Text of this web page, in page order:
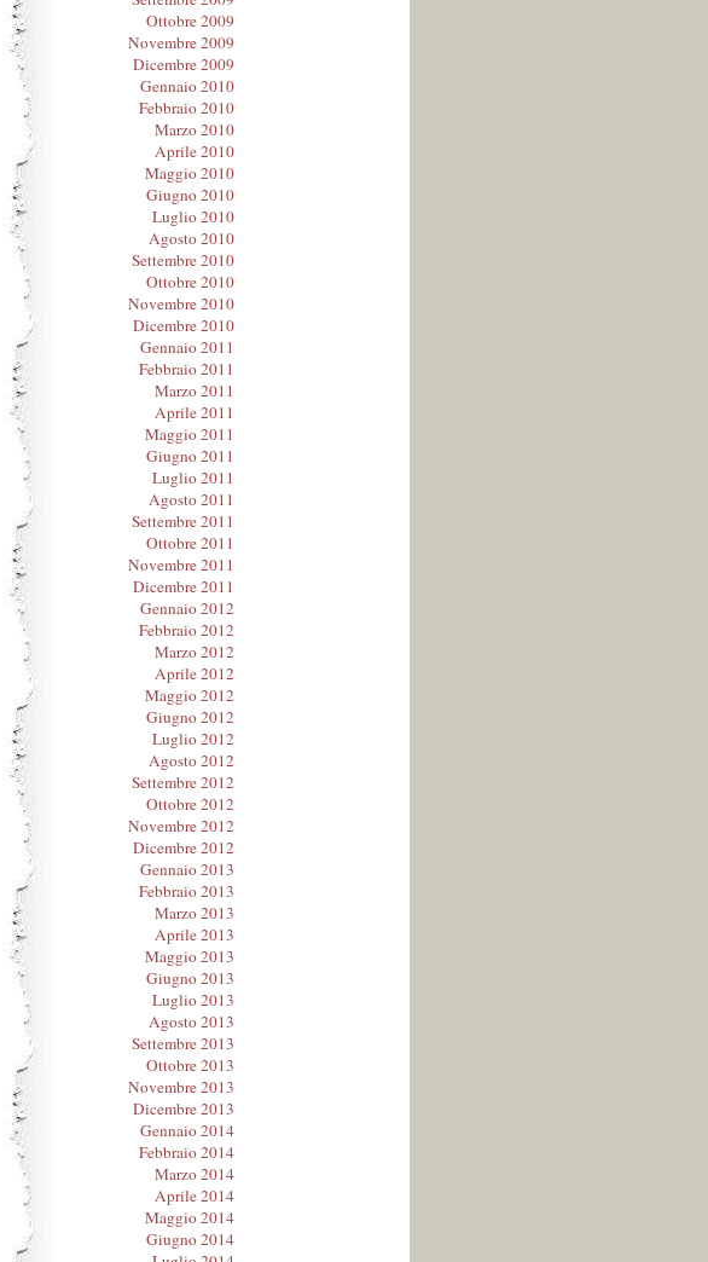
Ottobre 2009
Novembre 2009
Dicembre 2009
Gennaio 2010
Febbraio 2010
Marzo 2010
Aprile 2010
Maggio 2010
Giugno 2010
Luglio 2010
Agosto 2010
Settembre 2010
Ottobre 2010
Novembre 2010
Dicembre 2010
Gennaio 2011
Febbraio 2011
Marzo 2011
Aprile 2011
Maggio 2011
Giugno 2011
Luglio 2011
Agosto 2011
Settembre 2011
Ottobre 2011
Novembre 2011
Dicembre 2011
Gennaio 2012
Febbraio 2012
Marzo 2012
Aprile 2012
Maggio 2012
Giugno 2012
Luglio 2012
Agosto 2012
Settembre 2012
Ottobre 2012
Novembre 2012
Dicembre 2012
Gennaio 2013
Febbraio 2013
Marzo 2013
Aprile 2013
Maggio 2013
Giugno 2013
Luglio 2013
Agosto 2013
Settembre 2013
Ottobre 2013
Novembre 2013
Dicembre 2013
Gennaio 2014
Febbraio 2014
Marzo 2014
Aprile 2014
Maggio 2014
Giugno 2014